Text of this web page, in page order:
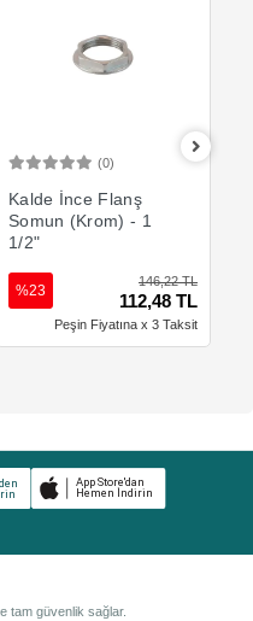
(0)
Kalde İnce Flanş
Somun (Krom) - 1
1/2"
146,22 TL
112,48 TL
%23
Peşin Fiyatına x 3 Taksit
tam güvenlik sağlar.